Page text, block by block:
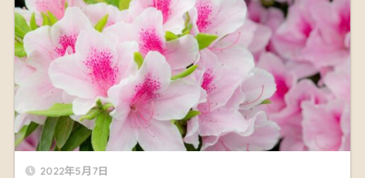
2022年5月7日